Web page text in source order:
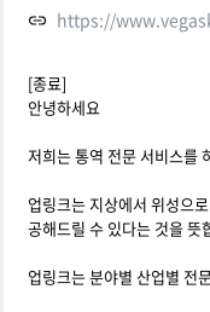
https://
[종료]
안녕하세요
저희는 통역 전문 서비스를
업링크는 지상에서 위성으
공해드릴 수 있다는 것을 뜻
업링크는 분야별 산업별 전